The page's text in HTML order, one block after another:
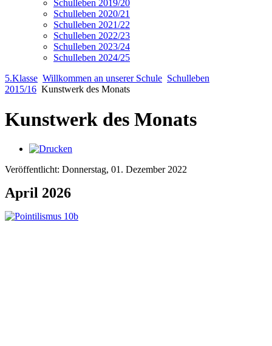
Schulleben 2019/20
Schulleben 2020/21
Schulleben 2021/22
Schulleben 2022/23
Schulleben 2023/24
Schulleben 2024/25
5.Klasse Willkommen an unserer Schule Schulleben
2015/16 Kunstwerk des Monats
Kunstwerk des Monats
Veröffentlicht: Donnerstag, 01. Dezember 2022
April 2026